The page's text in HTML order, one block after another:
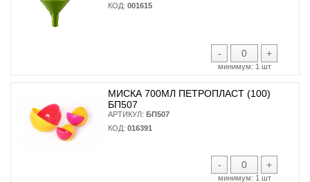
КОД: 001615
- +
минимум: 1 шт
МИСКА 700МЛ ПЕТРОПЛАСТ (100)
БП507
АРТИКУЛ: БП507
КОД: 016391
- +
минимум: 1 шт